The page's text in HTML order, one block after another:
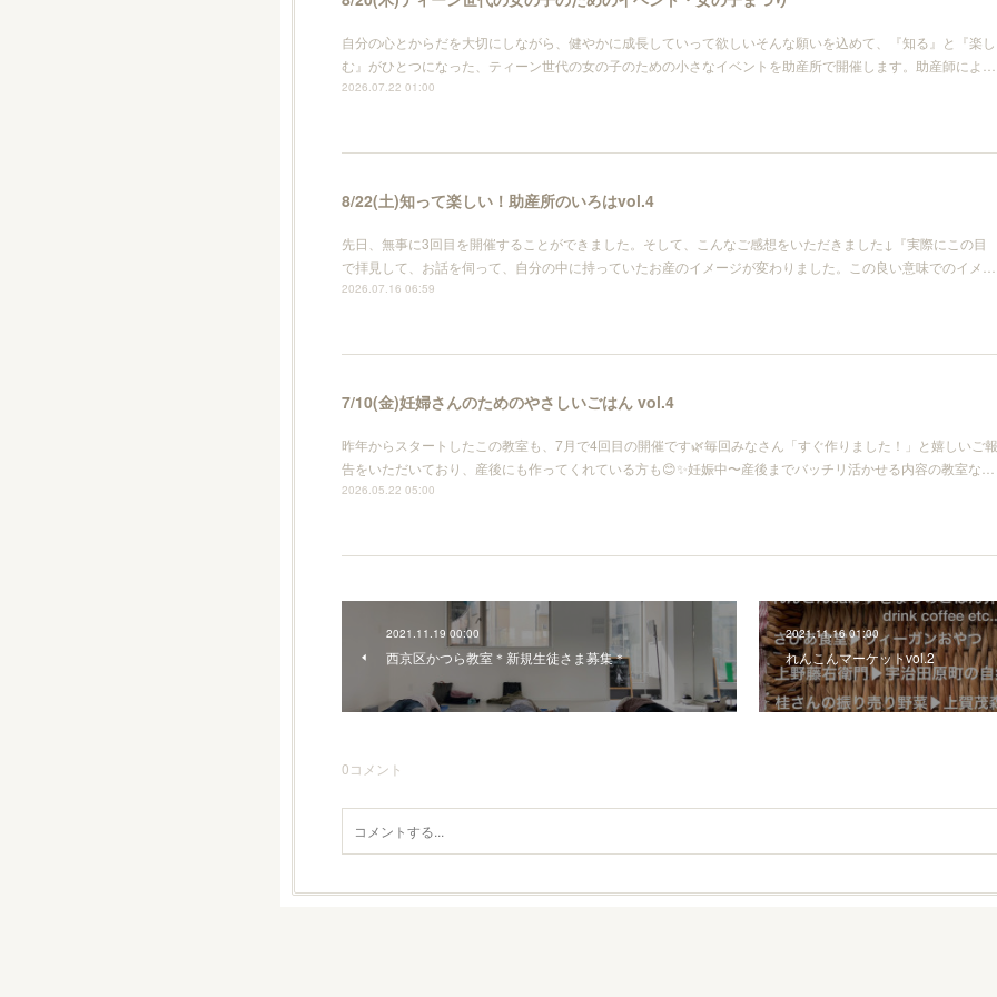
自分の心とからだを大切にしながら、健やかに成長していって欲しいそんな願いを込めて、『知る』と『楽し
む』がひとつになった、ティーン世代の女の子のための小さなイベントを助産所で開催します。助産師によ…
2026.07.22 01:00
8/22(土)知って楽しい！助産所のいろはvol.4
先日、無事に3回目を開催することができました。そして、こんなご感想をいただきました↓『実際にこの目
で拝見して、お話を伺って、自分の中に持っていたお産のイメージが変わりました。この良い意味でのイメ…
2026.07.16 06:59
7/10(金)妊婦さんのためのやさしいごはん vol.4
昨年からスタートしたこの教室も、7月で4回目の開催です🌿毎回みなさん「すぐ作りました！」と嬉しいご報
告をいただいており、産後にも作ってくれている方も😊✨妊娠中〜産後までバッチリ活かせる内容の教室な…
2026.05.22 05:00
2021.11.19 00:00
西京区かつら教室＊新規生徒さま募集＊
2021.11.16 01:00
れんこんマーケットvol.2
0コメント